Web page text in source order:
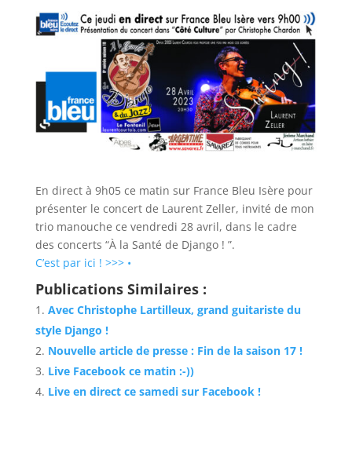
En direct à 9h05 ce matin sur France Bleu Isère pour
présenter le concert de Laurent Zeller, invité de mon
trio manouche ce vendredi 28 avril, dans le cadre
des concerts “À la Santé de Django ! ”.
C’est par ici ! >>> •
Publications Similaires :
Avec Christophe Lartilleux, grand guitariste du
style Django !
Nouvelle article de presse : Fin de la saison 17 !
Live Facebook ce matin :-))
Live en direct ce samedi sur Facebook !